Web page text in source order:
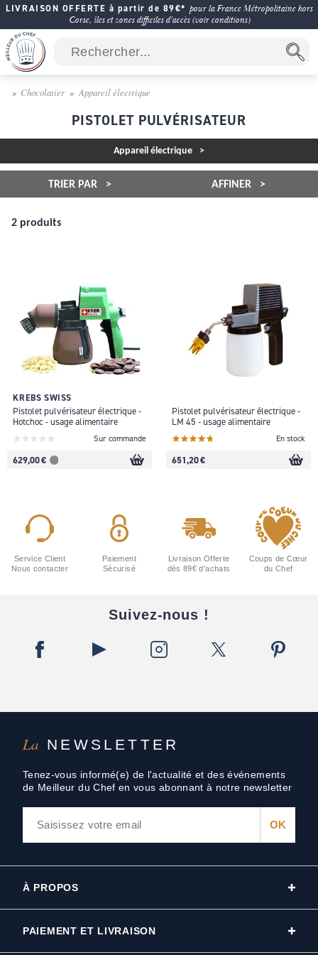
LIVRAISON OFFERTE à partir de 89€* pour la France Métropolitaine hors
Corse, îles et zones difficiles d'accès (voir conditions)
Chocolatier Appareil électrique
PISTOLET PULVÉRISATEUR
Appareil électrique
TRIER PAR AFFINER
2 produits
KREBS SWISS
Pistolet pulvérisateur électrique -
Hotchoc - usage alimentaire
Sur commande
629,00 €
Pistolet pulvérisateur électrique -
LM 45 - usage alimentaire
En stock
651,20 €
La NEWSLETTER
Tenez-vous informé(e) de l'actualité et des événements
de Meilleur du Chef en vous abonnant à notre newsletter
Service Client
Nous contacter
Paiement
Sécurisé
Livraison Offerte
dès 89€ d'achats
Coups de Cœur
du Chef
Suivez-nous !
À PROPOS
PAIEMENT ET LIVRAISON